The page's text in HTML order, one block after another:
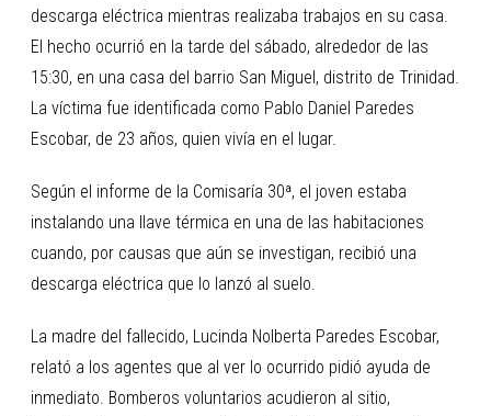
descarga eléctrica mientras realizaba trabajos en su casa.
El hecho ocurrió en la tarde del sábado, alrededor de las
15:30, en una casa del barrio San Miguel, distrito de Trinidad.
La víctima fue identificada como Pablo Daniel Paredes
Escobar, de 23 años, quien vivía en el lugar.
Según el informe de la Comisaría 30ª, el joven estaba
instalando una llave térmica en una de las habitaciones
cuando, por causas que aún se investigan, recibió una
descarga eléctrica que lo lanzó al suelo.
La madre del fallecido, Lucinda Nolberta Paredes Escobar,
relató a los agentes que al ver lo ocurrido pidió ayuda de
inmediato. Bomberos voluntarios acudieron al sitio,